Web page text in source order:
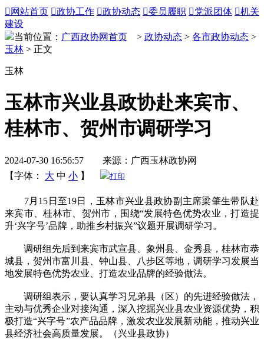
 网站首页 政协工作 政协动态 委员履职 党派团体 机关
建设
当前位置： 广西政协网首页 > 政协动态 > 各市政协动态 >
玉林 > 正文
玉林
玉林市兴业县政协赴来宾市、
桂林市、贺州市调研学习
2024-07-30 16:56:57 来源：广西玉林政协网
【字体：
大 中 小 】 打印
7月15日至19日，玉林市兴业县政协副主席梁肇生带队赴
来宾市、桂林市、贺州市，围绕“发展特色优势农业，打造提
升‘兴字号’品牌，助推乡村振兴”议题开展调研学习。
调研组先后到来宾市武宣县、象州县、金秀县，桂林市恭
城县，贺州市富川县、钟山县、八步区等地，调研学习发展当
地发展特色优势农业、打造农业品牌的经验做法。
调研组表示，要认真学习兄弟县（区）的先进经验做法，
主动与优秀企业对接沟通，深入挖掘兴业县农业资源优势，积
极打造“兴字号”农产品品牌，激发农业发展新动能，推动兴业
县经济社会高质量发展。（兴业县政协）